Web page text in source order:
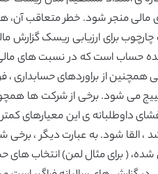
منجر شود. خطر متعاقب
برای ارزیابی ریسک گزارش
حساب است که در نسبت های
بحث می کنیم که ریسک گزارش مالی همچنین از
می شود. برخی از شرکت ها
داوطلبانه ی این
پوزنر، 2012). در بعضی موارد خوب عمومی شده، (